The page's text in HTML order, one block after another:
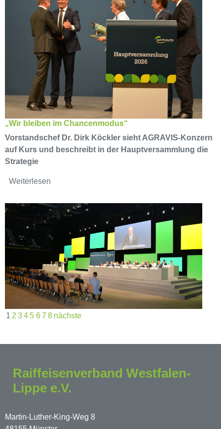
„Wir bleiben im Chancenmodus“
Vorstandschef Dr. Dirk Köckler sieht AGRAVIS-Konzern
auf Kurs und beschreibt in der Hauptversammlung die
Strategie
Weiterlesen
1 2 345 6 7 8 nächste
Raiffeisenverband Westfalen-
Lippe e.V.
Martin-Luther-King-Weg 8